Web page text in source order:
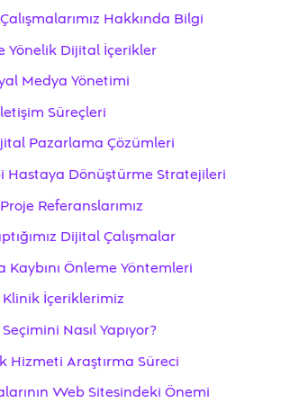
Hakkında Bilgi
Yönelik Dijital İçerikler
Medya Yönetimi
Süreçleri
Pazarlama Çözümleri
Hastaya Dönüştürme Stratejileri
Referanslarımız
Dijital Çalışmalar
Önleme Yöntemleri
Klinik İçeriklerimiz
Nasıl Yapıyor?
Hizmeti Araştırma Süreci
Web Sitesindeki Önemi